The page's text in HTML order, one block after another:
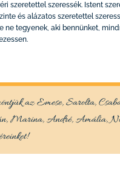
szeretettel szeressék. Istent
és alázatos szeretettel
ne tegyenek, aki bennünket,
az Emese, Sarolta,
Marina, André, Amália,